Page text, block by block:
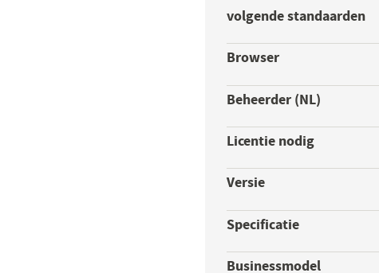
volgende standaarden
Browser
Beheerder (NL)
Licentie nodig
Versie
Specificatie
Businessmodel